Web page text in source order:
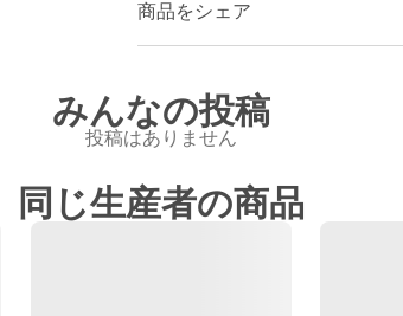
商品をシェア
みんなの投稿
投稿はありません
同じ生産者の商品